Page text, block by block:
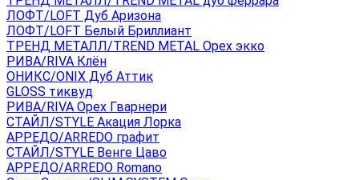
ЛОФТ/LOFT Дуб Аризона
ЛОФТ/LOFT Белый Бриллиант
ТРЕНД МЕТАЛЛ/TREND METAL Орех экко
РИВА/RIVA Клён
ОНИКС/ONIX Дуб Аттик
GLOSS тиквуд
РИВА/RIVA Орех Гварнери
СТАЙЛ/STYLE Акация Лорка
АРРЕДО/ARREDO графит
СТАЙЛ/STYLE Венге Цаво
АРРЕДО/ARREDO Romano